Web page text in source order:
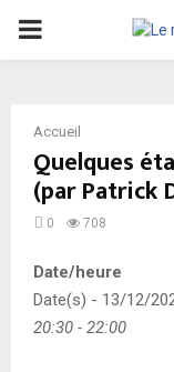
PRIMARY
Accueil
Quelques
(par Patrick
0 708
Date/heure
Date(s) - 13/12/
20:30 - 22:00